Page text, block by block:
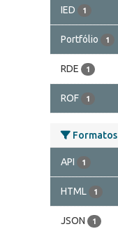
IED 1
Portfólio 1
RDE 1
ROF 1
Formatos
API 1
HTML 1
JSON 1